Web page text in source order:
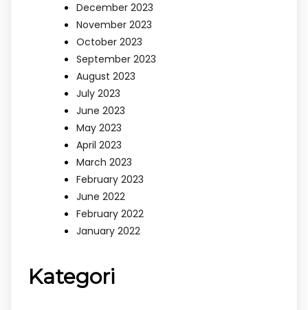
December 2023
November 2023
October 2023
September 2023
August 2023
July 2023
June 2023
May 2023
April 2023
March 2023
February 2023
June 2022
February 2022
January 2022
Kategori